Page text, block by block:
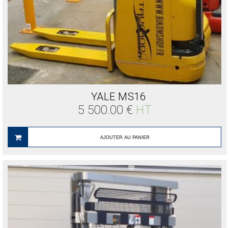
YALE MS16
5 500.00 € HT
AJOUTER AU PANIER